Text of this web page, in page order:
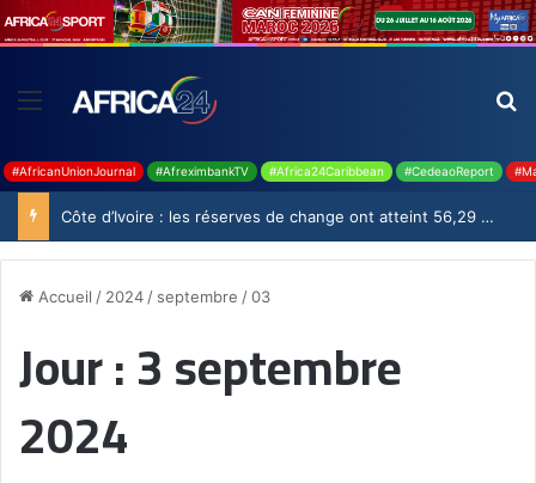
#AfricanUnionJournal #AfreximbankTV #Africa24Caribbean #CedeaoReport
Côte d’Ivoire : les réserves de change ont atteint 56,29 milliards USD en juillet
Accueil / 2024 / septembre /03
Jour :3 septembre
2024